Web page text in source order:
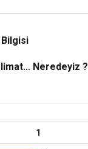
Neredeyiz ?